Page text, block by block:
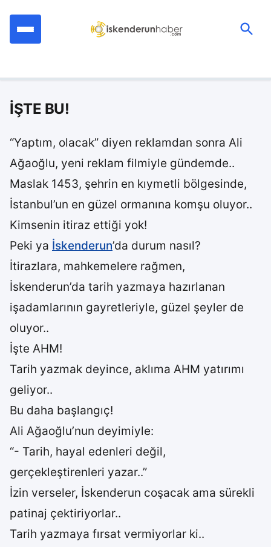
İŞTE BU!
“Yaptım, olacak” diyen reklamdan sonra Ali
Ağaoğlu, yeni reklam filmiyle gündemde..
Maslak 1453, şehrin en kıymetli bölgesinde,
İstanbul’un en güzel ormanına komşu oluyor..
Kimsenin itiraz ettiği yok!
Peki ya İskenderun’da durum nasıl?
İtirazlara, mahkemelere rağmen,
İskenderun’da tarih yazmaya hazırlanan
işadamlarının gayretleriyle, güzel şeyler de
oluyor..
İşte AHM!
Tarih yazmak deyince, aklıma AHM yatırımı
geliyor..
Bu daha başlangıç!
Ali Ağaoğlu’nun deyimiyle:
“- Tarih, hayal edenleri değil,
gerçekleştirenleri yazar..”
İzin verseler, İskenderun coşacak ama sürekli
patinaj çektiriyorlar..
Tarih yazmaya fırsat vermiyorlar ki..